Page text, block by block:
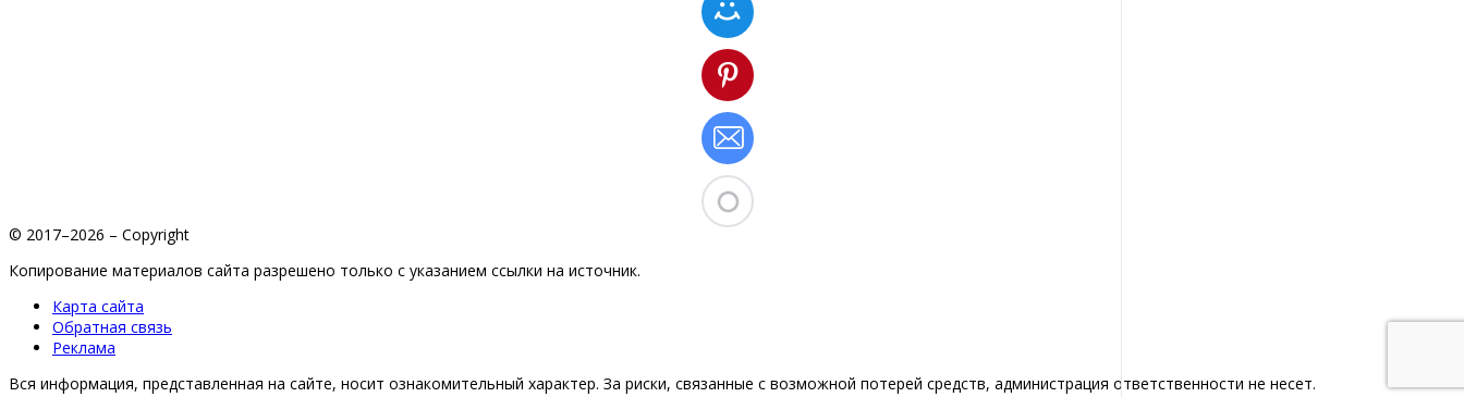
© 2017–2026 – Copyright
Копирование материалов сайта разрешено только с указанием ссылки на источник.
Карта сайта
Обратная связь
Реклама
Вся информация, представленная на сайте, носит ознакомительный характер. За риски, связанные с возможной потерей средств, администрация ответственности не несет.